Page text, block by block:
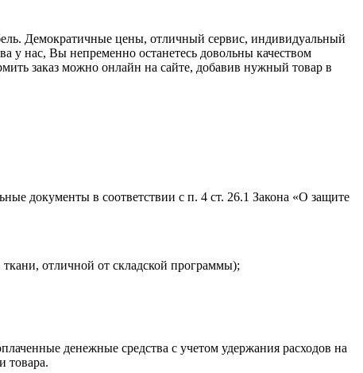
Демократичные цены, отличный сервис, индивидуальный
нас, Вы непременно останетесь довольны качеством
заказ можно онлайн на сайте, добавив нужный товар в
документы в соответствии с п. 4 ст. 26.1 Закона «О защите
отличной от складской программы);
денежные средства с учетом удержания расходов на
товара.